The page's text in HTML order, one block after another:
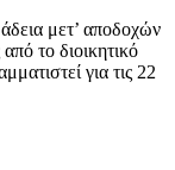
μετ’ αποδοχών
το διοικητικό
για τις 22